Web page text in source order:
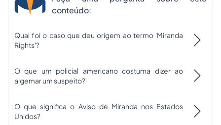
conteúdo:
Qual foi o caso que deu origem ao termo 'Miranda
Rights'?
O que um policial americano costuma dizer ao
algemar um suspeito?
O que significa o Aviso de Miranda nos Estados
Unidos?